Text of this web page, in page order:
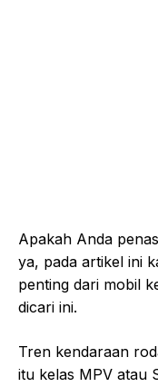
Apakah Anda
ya, pada artikel ini
penting dari mobil
dicari ini.
Tren kendaraan
itu kelas MPV atau